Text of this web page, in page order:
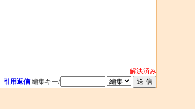
解決済み
引用返信 編集キー/